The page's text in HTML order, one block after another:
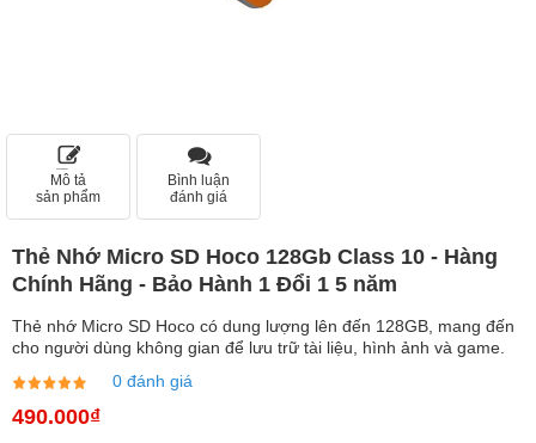
Mô tả
sản phẩm
Bình luận
đánh giá
Thẻ Nhớ Micro SD Hoco 128Gb Class 10 - Hàng
Chính Hãng - Bảo Hành 1 Đổi 1 5 năm
Thẻ nhớ Micro SD Hoco có dung lượng lên đến 128GB, mang đến
cho người dùng không gian để lưu trữ tài liệu, hình ảnh và game.
0 đánh giá
490.000₫